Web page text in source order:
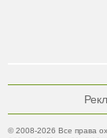
© 2008-2026 Все права